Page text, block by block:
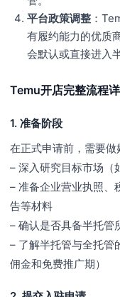
平台政策调整 ：
有履约能力的优质
会默认或直接进入
Temu开店完整流程
1. 准备阶段
在正式申请前，需要做
– 深入研究目标市场（
– 准备企业营业执照、
告等材料
– 确认是否具备半托管
– 了解半托管与全托管
佣金和免费推广期）